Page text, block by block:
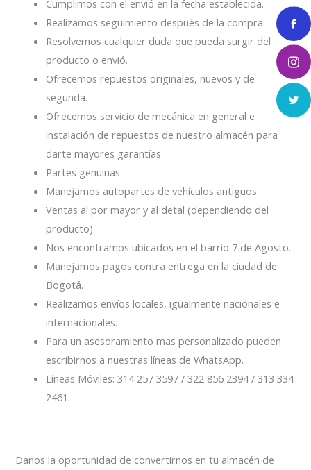
Cumplimos con el envió en la fecha establecida.
Realizamos seguimiento después de la compra.
Resolvemos cualquier duda que pueda surgir del
producto o envió.
Ofrecemos repuestos originales, nuevos y de
segunda.
Ofrecemos servicio de mecánica en general e
instalación de repuestos de nuestro almacén para
darte mayores garantías.
Partes genuinas.
Manejamos autopartes de vehículos antiguos.
Ventas al por mayor y al detal (dependiendo del
producto).
Nos encontramos ubicados en el barrio 7 de Agosto.
Manejamos pagos contra entrega en la ciudad de
Bogotá.
Realizamos envíos locales, igualmente nacionales e
internacionales.
Para un asesoramiento mas personalizado pueden
escribirnos a nuestras líneas de WhatsApp.
Líneas Móviles: 314 257 3597 / 322 856 2394 / 313 334
2461.
Danos la oportunidad de convertirnos en tu almacén de